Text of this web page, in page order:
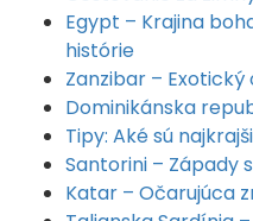
Egypt – Krajina
histórie
Zanzibar –
Dominikánska
Tipy: Aké sú
Santorini – Západy
Katar – Očarujúca